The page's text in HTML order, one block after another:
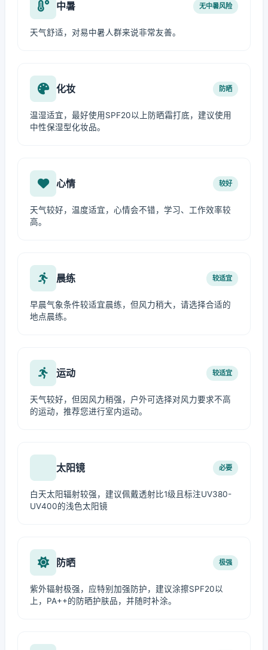
中暑 无中暑风险
天气舒适，对易中暑人群来说非常友善。
化妆 防晒
温湿适宜，最好使用SPF20以上防晒霜打底，建议使用
中性保湿型化妆品。
心情 较好
天气较好，温度适宜，心情会不错，学习、工作效率较
高。
晨练 较适宜
早晨气象条件较适宜晨练，但风力稍大，请选择合适的
地点晨练。
运动 较适宜
天气较好，但因风力稍强，户外可选择对风力要求不高
的运动，推荐您进行室内运动。
太阳镜 必要
白天太阳辐射较强，建议佩戴透射比1级且标注UV380-
UV400的浅色太阳镜
防晒 极强
紫外辐射极强，应特别加强防护，建议涂擦SPF20以
上，PA++的防晒护肤品，并随时补涂。